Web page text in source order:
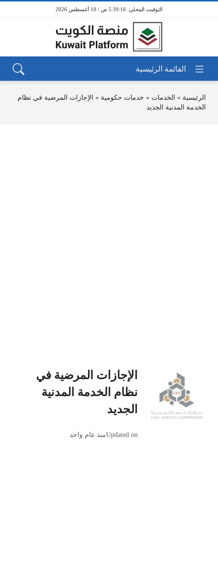
5:39:16 ص / 10 أغسطس 2026
الرئيسية » الخدمات » خدمات حكومية » الإجازات المرضية في نظام
الخدمة المدنية الجديد
الإجازات المرضية في
نظام الخدمة المدنية
الجديد
Updated onمنذ عام واحد